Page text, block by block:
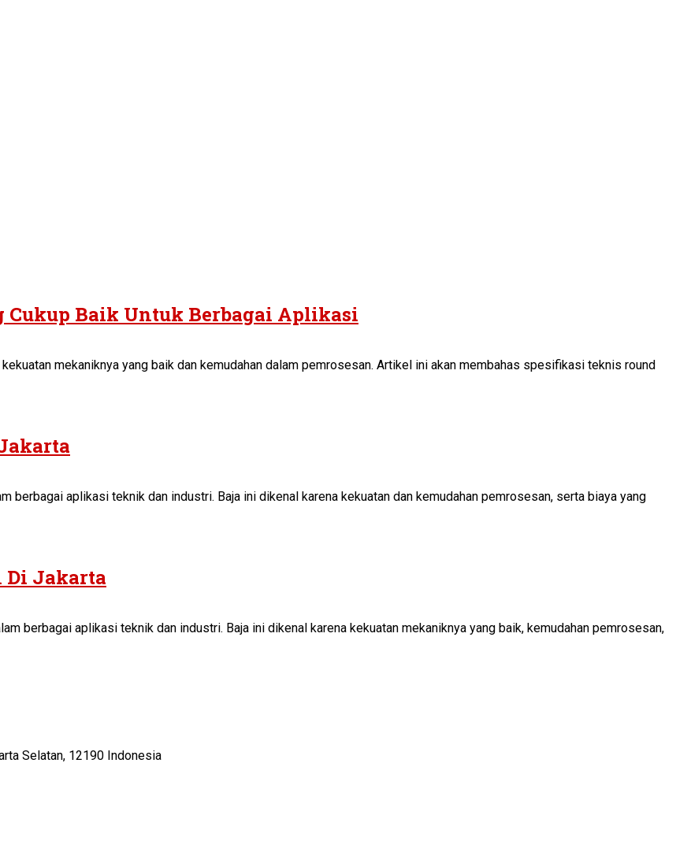
Cukup Baik Untuk Berbagai Aplikasi
mekaniknya yang baik dan kemudahan dalam pemrosesan. Artikel ini akan membahas spesifikasi teknis round
berbagai aplikasi teknik dan industri. Baja ini dikenal karena kekuatan dan kemudahan pemrosesan, serta biaya yang
Di Jakarta
berbagai aplikasi teknik dan industri. Baja ini dikenal karena kekuatan mekaniknya yang baik, kemudahan pemrosesan,
Selatan, 12190 Indonesia